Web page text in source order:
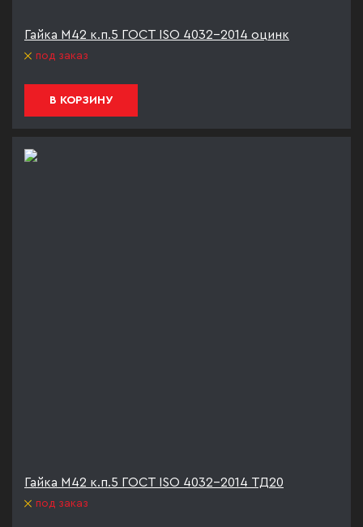
Гайка М42 к.п.5 ГОСТ ISO 4032-2014 оцинк
под заказ
В КОРЗИНУ
Гайка М42 к.п.5 ГОСТ ISO 4032-2014 ТД20
под заказ